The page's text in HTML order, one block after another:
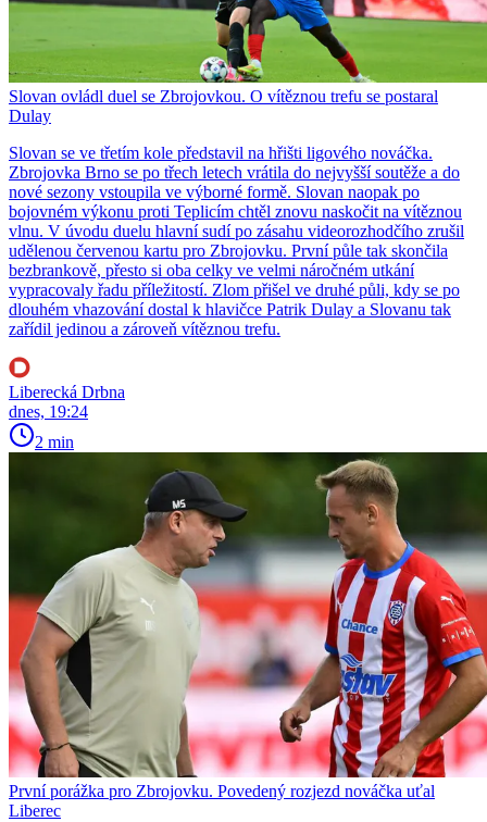
Slovan ovládl duel se Zbrojovkou. O vítěznou trefu se postaral
Dulay
Slovan se ve třetím kole představil na hřišti ligového nováčka.
Zbrojovka Brno se po třech letech vrátila do nejvyšší soutěže a do
nové sezony vstoupila ve výborné formě. Slovan naopak po
bojovném výkonu proti Teplicím chtěl znovu naskočit na vítěznou
vlnu. V úvodu duelu hlavní sudí po zásahu videorozhodčího zrušil
udělenou červenou kartu pro Zbrojovku. První půle tak skončila
bezbrankově, přesto si oba celky ve velmi náročném utkání
vypracovaly řadu příležitostí. Zlom přišel ve druhé půli, kdy se po
dlouhém vhazování dostal k hlavičce Patrik Dulay a Slovanu tak
zařídil jedinou a zároveň vítěznou trefu.
Liberecká Drbna
dnes, 19:24
2 min
První porážka pro Zbrojovku. Povedený rozjezd nováčka uťal
Liberec